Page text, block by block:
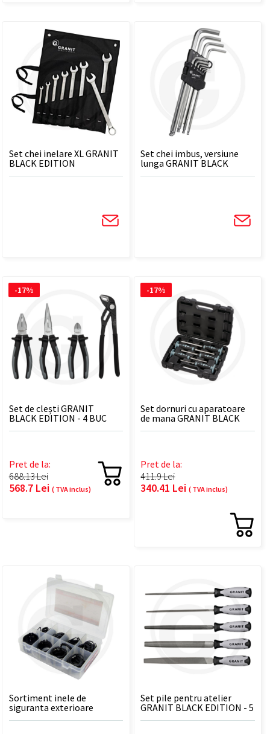
Set chei inelare XL GRANIT
BLACK EDITION
Set chei imbus, versiune
lunga GRANIT BLACK
EDITION - 10 BUC
Set de clești GRANIT
BLACK EDITION - 4 BUC
Pret de la:
688.13 Lei
568.7 Lei ( TVA inclus)
-17%
Set dornuri cu aparatoare
de mana GRANIT BLACK
EDITION - 5 BUC
Pret de la:
411.9 Lei
340.41 Lei( TVA inclus)
-17%
Sortiment inele de
siguranta exterioare
GRANIT - 250 piese
Set pile pentru atelier
GRANIT BLACK EDITION - 5
piese